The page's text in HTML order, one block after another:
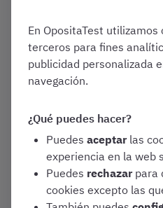
¿Cómo son los
en las oposiciones de
Local en 2026 y cómo
prepararlos?
Varias oposiciones
En OpositaTest utilizamos
terceros para fines
publicidad personalizada
navegación.
¿Qué puedes hacer?
Puedes aceptar las
experiencia en la web
Puedes rechazar para
cookies excepto las